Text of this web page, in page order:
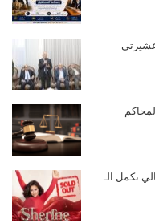
تكمل الـ